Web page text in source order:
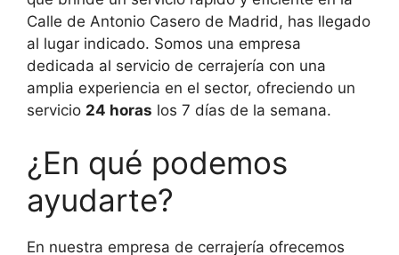
Calle de Antonio Casero de Madrid, has llegado
al lugar indicado. Somos una empresa
dedicada al servicio de cerrajería con una
amplia experiencia en el sector, ofreciendo un
servicio 24 horas los 7 días de la semana.
¿En qué podemos
ayudarte?
En nuestra empresa de cerrajería ofrecemos